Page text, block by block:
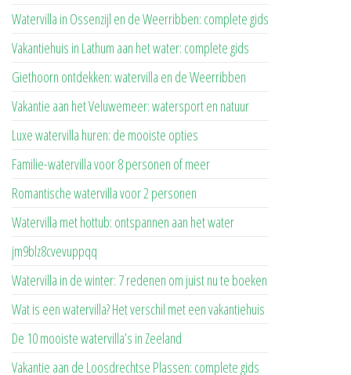
Watervilla in Ossenzijl en de Weerribben: complete gids
Vakantiehuis in Lathum aan het water: complete gids
Giethoorn ontdekken: watervilla en de Weerribben
Vakantie aan het Veluwemeer: watersport en natuur
Luxe watervilla huren: de mooiste opties
Familie-watervilla voor 8 personen of meer
Romantische watervilla voor 2 personen
Watervilla met hottub: ontspannen aan het water
jm9blz8cvevuppqq
Watervilla in de winter: 7 redenen om juist nu te boeken
Wat is een watervilla? Het verschil met een vakantiehuis
De 10 mooiste watervilla’s in Zeeland
Vakantie aan de Loosdrechtse Plassen: complete gids